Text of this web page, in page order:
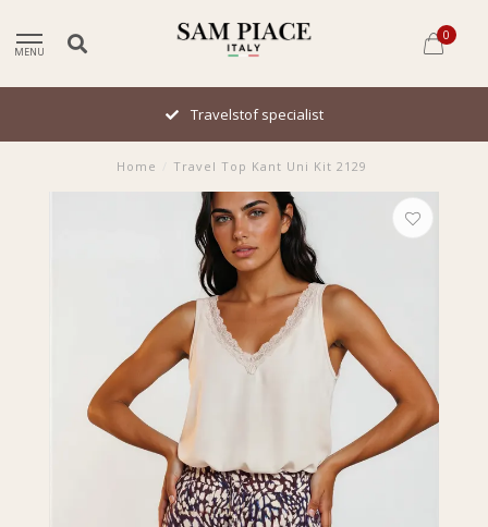
MENU
0
Travelstof specialist
Home Travel Top Kant Uni Kit 2129